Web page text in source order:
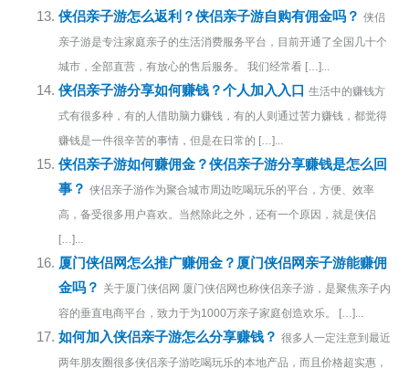
侠侣亲子游怎么返利？侠侣亲子游自购有佣金吗？ 侠侣
亲子游是专注家庭亲子的生活消费服务平台，目前开通了全国几十个
城市，全部直营，有放心的售后服务。 我们经常看 […]...
侠侣亲子游分享如何赚钱？个人加入入口 生活中的赚钱方
式有很多种，有的人借助脑力赚钱，有的人则通过苦力赚钱，都觉得
赚钱是一件很辛苦的事情，但是在日常的 […]...
侠侣亲子游如何赚佣金？侠侣亲子游分享赚钱是怎么回
事？ 侠侣亲子游作为聚合城市周边吃喝玩乐的平台，方便、效率
高，备受很多用户喜欢。当然除此之外，还有一个原因，就是侠侣
[…]...
厦门侠侣网怎么推广赚佣金？厦门侠侣网亲子游能赚佣
金吗？
关于厦门侠侣网 厦门侠侣网也称侠侣亲子游，是聚焦亲子内
容的垂直电商平台，致力于为1000万亲子家庭创造欢乐。 […]...
如何加入侠侣亲子游怎么分享赚钱？ 很多人一定注意到最近
两年朋友圈很多侠侣亲子游吃喝玩乐的本地产品，而且价格超实惠，